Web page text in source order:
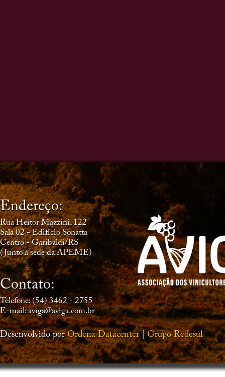
Endereço:
Rua Heitor Mazzini, 122
Sala 02 - Edifício Sonatta
Centro - Garibaldi/RS
(Junto à sede da APEME)
Contato:
Telefone: (54) 3462 - 2755
E-mail: aviga@aviga.com.br
Desenvolvido porOrdena Datacenter|Grupo Redesul